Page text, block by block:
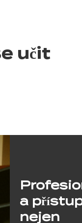
učit
a
nejen